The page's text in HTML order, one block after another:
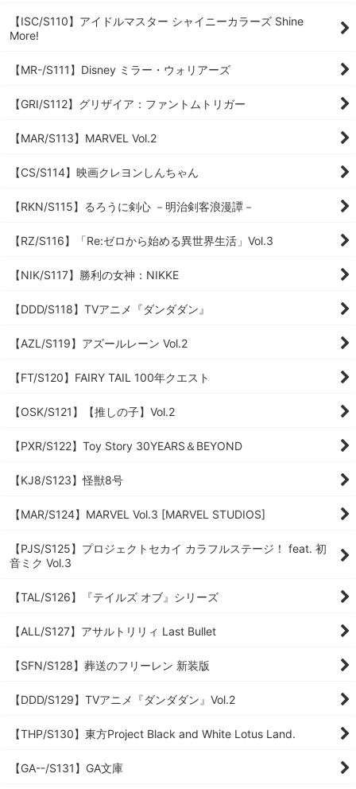
【ISC/S110】アイドルマスター シャイニーカラーズ Shine
More!
【MR-/S111】Disney ミラー・ウォリアーズ
【GRI/S112】グリザイア：ファントムトリガー
【MAR/S113】MARVEL Vol.2
【CS/S114】映画クレヨンしんちゃん
【RKN/S115】るろうに剣心 －明治剣客浪漫譚－
【RZ/S116】「Re:ゼロから始める異世界生活」Vol.3
【NIK/S117】勝利の女神：NIKKE
【DDD/S118】TVアニメ『ダンダダン』
【AZL/S119】アズールレーン Vol.2
【FT/S120】FAIRY TAIL 100年クエスト
【OSK/S121】【推しの子】Vol.2
【PXR/S122】Toy Story 30YEARS＆BEYOND
【KJ8/S123】怪獣8号
【MAR/S124】MARVEL Vol.3 [MARVEL STUDIOS]
【PJS/S125】プロジェクトセカイ カラフルステージ！ feat. 初
音ミク Vol.3
【TAL/S126】『テイルズ オブ』シリーズ
【ALL/S127】アサルトリリィ Last Bullet
【SFN/S128】葬送のフリーレン 新装版
【DDD/S129】TVアニメ『ダンダダン』Vol.2
【THP/S130】東方Project Black and White Lotus Land.
【GA--/S131】GA文庫